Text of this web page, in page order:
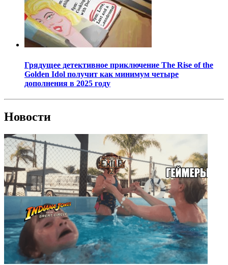
Грядущее детективное приключение The Rise of the
Golden Idol получит как минимум четыре
дополнения в 2025 году
Новости